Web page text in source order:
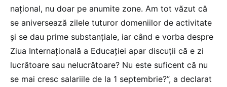
național, nu doar pe anumite zone. Am tot văzut că
se aniversează zilele tuturor domeniilor de activitate
și se dau prime substanțiale, iar când e vorba despre
Ziua Internațională a Educației apar discuții că e zi
lucrătoare sau nelucrătoare? Nu este suficent că nu
se mai cresc salariile de la 1 septembrie?”, a declarat